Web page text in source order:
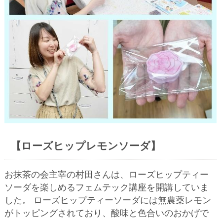
【ローズヒップレモンソーダ】
お抹茶の会主宰の村田さんは、ローズヒップティー
ソーダを楽しめるフェムテック講座を開講していま
した。 ローズヒップティーソーダには無農薬レモン
がトッピングされており、酸味と色合いのおかげで